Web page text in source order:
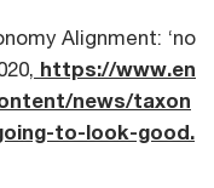
Alignment: ‘no
https://www.en
news/taxon
to-look-good.